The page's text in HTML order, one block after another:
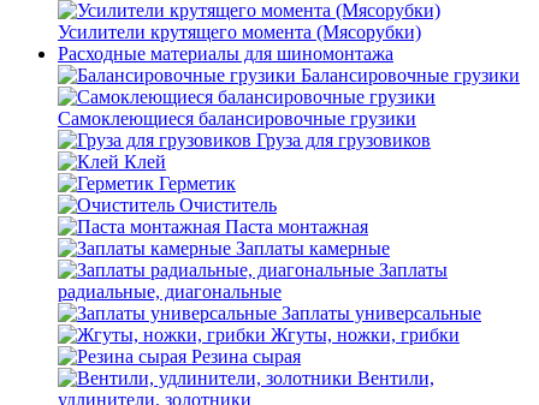
Усилители крутящего момента (Мясорубки)
Расходные материалы для шиномонтажа
Балансировочные грузики
Самоклеющиеся балансировочные грузики
Груза для грузовиков
Клей
Герметик
Очиститель
Паста монтажная
Заплаты камерные
Заплаты
радиальные, диагональные
Заплаты универсальные
Жгуты, ножки, грибки
Резина сырая
Вентили,
удлинители, золотники